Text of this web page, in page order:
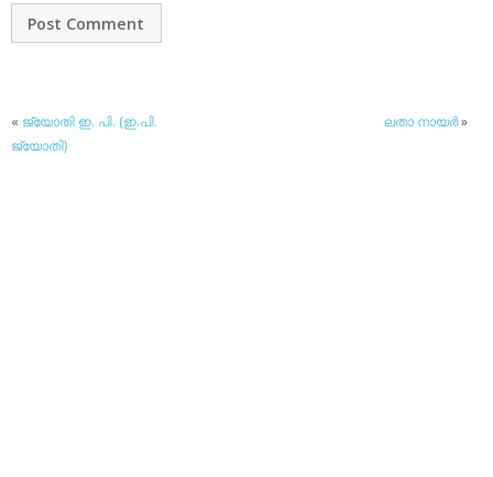
« ജ്യോതി ഇ. പി. (ഇ.പി.
ജ്യോതി)
ലതാ നായര്‍»